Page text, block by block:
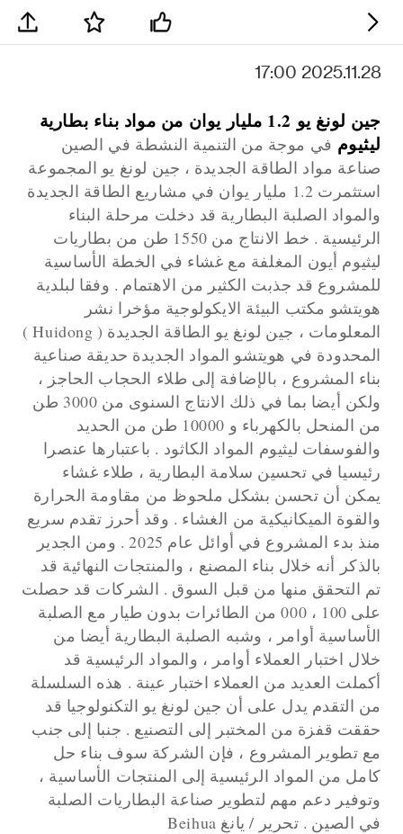
2025.11.28 17:00
جين لونغ يو 1.2 مليار يوان من مواد بناء بطارية
ليثيوم في موجة من التنمية النشطة في الصين
صناعة مواد الطاقة الجديدة ، جين لونغ يو المجموعة
استثمرت 1.2 مليار يوان في مشاريع الطاقة الجديدة
والمواد الصلبة البطارية قد دخلت مرحلة البناء
الرئيسية . خط الانتاج من 1550 طن من بطاريات
ليثيوم أيون المغلفة مع غشاء في الخطة الأساسية
للمشروع قد جذبت الكثير من الاهتمام . وفقا لبلدية
هويتشو مكتب البيئة الايكولوجية مؤخرا نشر
المعلومات ، جين لونغ يو الطاقة الجديدة ( Huidong )
المحدودة في هويتشو المواد الجديدة حديقة صناعية
بناء المشروع ، بالإضافة إلى طلاء الحجاب الحاجز ،
ولكن أيضا بما في ذلك الانتاج السنوى من 3000 طن
من المنحل بالكهرباء و 10000 طن من الحديد
والفوسفات ليثيوم المواد الكاثود . باعتبارها عنصرا
رئيسيا في تحسين سلامة البطارية ، طلاء غشاء
يمكن أن تحسن بشكل ملحوظ من مقاومة الحرارة
والقوة الميكانيكية من الغشاء . وقد أحرز تقدم سريع
منذ بدء المشروع في أوائل عام 2025 . ومن الجدير
بالذكر أنه خلال بناء المصنع ، والمنتجات النهائية قد
تم التحقق منها من قبل السوق . الشركات قد حصلت
على 100 ، 000 من الطائرات بدون طيار مع الصلبة
الأساسية أوامر ، وشبه الصلبة البطارية أيضا من
خلال اختبار العملاء أوامر ، والمواد الرئيسية قد
أكملت العديد من العملاء اختبار عينة . هذه السلسلة
من التقدم يدل على أن جين لونغ يو التكنولوجيا قد
حققت قفزة من المختبر إلى التصنيع . جنبا إلى جنب
مع تطوير المشروع ، فإن الشركة سوف بناء حل
كامل من المواد الرئيسية إلى المنتجات الأساسية ،
وتوفير دعم مهم لتطوير صناعة البطاريات الصلبة
في الصين . تحرير / يانغ Beihua